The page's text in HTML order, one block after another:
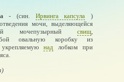
- (син. Ирвинга капсула )
мочи, выделяющейся
мочепузырный свищ,
овальную коробку из
укрепляемуюнад лобком при